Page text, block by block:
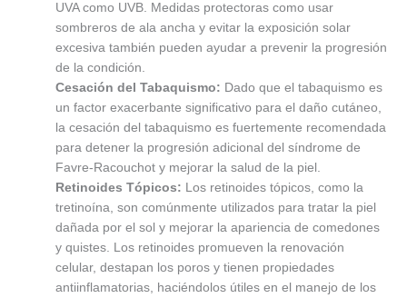
UVA como UVB. Medidas protectoras como usar
sombreros de ala ancha y evitar la exposición solar
excesiva también pueden ayudar a prevenir la progresión
de la condición.
Cesación del Tabaquismo: Dado que el tabaquismo es
un factor exacerbante significativo para el daño cutáneo,
la cesación del tabaquismo es fuertemente recomendada
para detener la progresión adicional del síndrome de
Favre-Racouchot y mejorar la salud de la piel.
Retinoides Tópicos: Los retinoides tópicos, como la
tretinoína, son comúnmente utilizados para tratar la piel
dañada por el sol y mejorar la apariencia de comedones
y quistes. Los retinoides promueven la renovación
celular, destapan los poros y tienen propiedades
antiinflamatorias, haciéndolos útiles en el manejo de los